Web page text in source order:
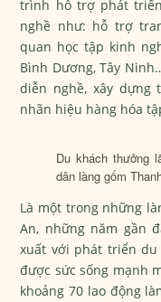
trình hỗ trợ phát
nghề như: hỗ trợ
quan học tập kinh
Bình Dương, Tây
diễn nghề, xây dựng
nhãn hiệu hàng hóa
Du khách thưởng
dân làng gốm
Là một trong những
An, những năm gần
xuất với phát triển du
được sức sống mạnh
khoảng 70 lao động